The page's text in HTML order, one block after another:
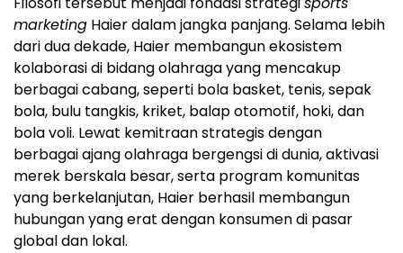
marketing Haier dalam jangka panjang. Selama lebih
dari dua dekade, Haier membangun ekosistem
kolaborasi di bidang olahraga yang mencakup
berbagai cabang, seperti bola basket, tenis, sepak
bola, bulu tangkis, kriket, balap otomotif, hoki, dan
bola voli. Lewat kemitraan strategis dengan
berbagai ajang olahraga bergengsi di dunia, aktivasi
merek berskala besar, serta program komunitas
yang berkelanjutan, Haier berhasil membangun
hubungan yang erat dengan konsumen di pasar
global dan lokal.